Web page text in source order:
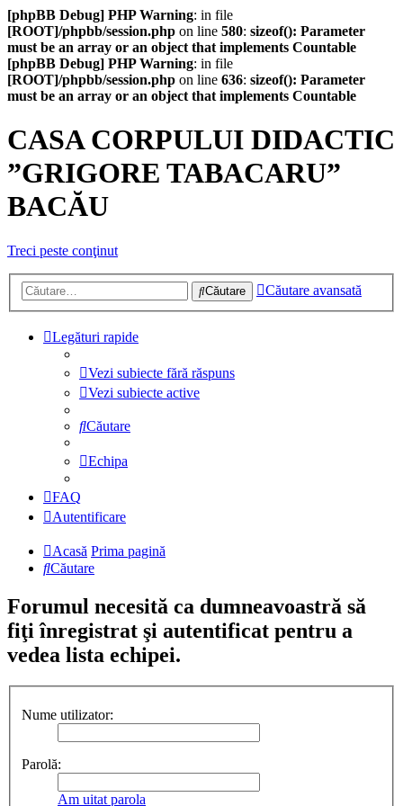
[phpBB Debug] PHP Warning: in file
[ROOT]/phpbb/session.php on line 580: sizeof(): Parameter
must be an array or an object that implements Countable
[phpBB Debug] PHP Warning: in file
[ROOT]/phpbb/session.php on line 636: sizeof(): Parameter
must be an array or an object that implements Countable
CASA CORPULUI DIDACTIC
”GRIGORE TABACARU”
BACĂU
Treci peste conţinut
Căutare Căutare avansată
Legături rapide
Vezi subiecte fără răspuns
Vezi subiecte active
Căutare
Echipa
FAQ
Autentificare
Acasă Prima pagină
Căutare
Forumul necesită ca dumneavoastră să
fiţi înregistrat şi autentificat pentru a
vedea lista echipei.
Nume utilizator:
Parolă:
Am uitat parola